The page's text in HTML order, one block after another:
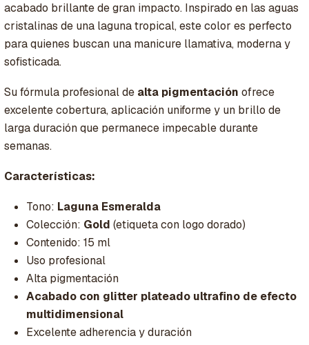
acabado brillante de gran impacto. Inspirado en las aguas
cristalinas de una laguna tropical, este color es perfecto
para quienes buscan una manicure llamativa, moderna y
sofisticada.
Su fórmula profesional de alta pigmentación ofrece
excelente cobertura, aplicación uniforme y un brillo de
larga duración que permanece impecable durante
semanas.
Características:
Tono: Laguna Esmeralda
Colección: Gold (etiqueta con logo dorado)
Contenido: 15 ml
Uso profesional
Alta pigmentación
Acabado con glitter plateado ultrafino de efecto
multidimensional
Excelente adherencia y duración